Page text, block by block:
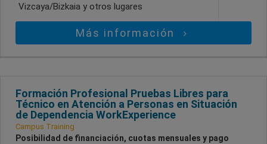
Vizcaya/Bizkaia y otros lugares
Más información
Formación Profesional Pruebas Libres para
Técnico en Atención a Personas en Situación
de Dependencia WorkExperience
Campus Training
Posibilidad de financiación, cuotas mensuales y pago